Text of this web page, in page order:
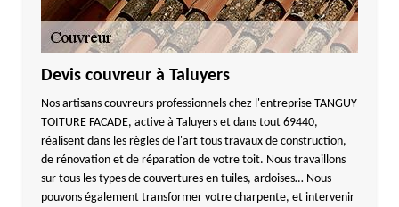
Devis couvreur à Taluyers
Nos artisans couvreurs professionnels chez l'entreprise TANGUY
TOITURE FACADE, active à Taluyers et dans tout 69440,
réalisent dans les règles de l'art tous travaux de construction,
de rénovation et de réparation de votre toit. Nous travaillons
sur tous les types de couvertures en tuiles, ardoises… Nous
pouvons également transformer votre charpente, et intervenir